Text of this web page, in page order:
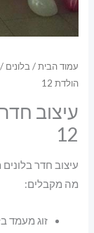
עמוד הבית/ בלונים /
הולדת 12
עיצוב
12
עיצוב חדר בלונים
מה מקבלים: